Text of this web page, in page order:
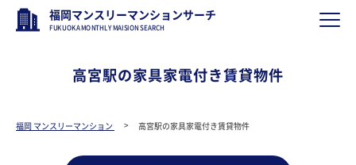
福岡マンスリーマンションサーチ
FUKUOKA MONTHLY MAISION SEARCH
高宮駅の家具家電付き賃貸物件
福岡 マンスリーマンション 高宮駅の家具家電付き賃貸物件